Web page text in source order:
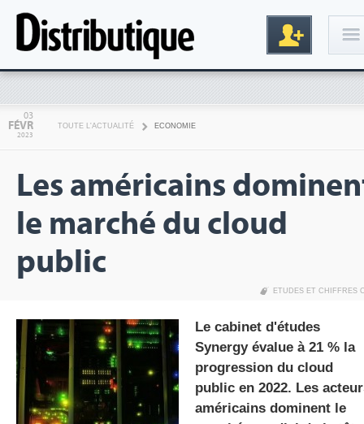
03
FÉVR
2023
TOUTE L'ACTUALITÉ ECONOMIE
Les américains
le marché du cloud
public
ETUDES ET CHIFFRES
Le cabinet d'études
Synergy évalue à 21 % la
progression du cloud
public en 2022. Les
américains dominent le